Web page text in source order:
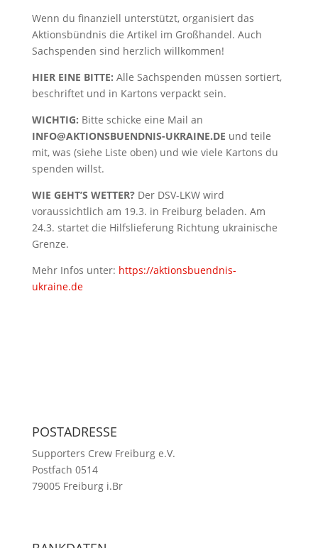
Wenn du finanziell unterstützt, organisiert das
Aktionsbündnis die Artikel im Großhandel. Auch
Sachspenden sind herzlich willkommen!
HIER EINE BITTE: Alle Sachspenden müssen sortiert,
beschriftet und in Kartons verpackt sein.
WICHTIG: Bitte schicke eine Mail an
INFO@AKTIONSBUENDNIS-UKRAINE.DE und teile
mit, was (siehe Liste oben) und wie viele Kartons du
spenden willst.
WIE GEHT’S WETTER? Der DSV-LKW wird
voraussichtlich am 19.3. in Freiburg beladen. Am
24.3. startet die Hilfslieferung Richtung ukrainische
Grenze.
Mehr Infos unter: https://aktionsbuendnis-
ukraine.de
POSTADRESSE
Supporters Crew Freiburg e.V.
Postfach 0514
79005 Freiburg i.Br